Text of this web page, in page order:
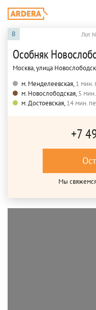
B Лот
Особняк
Москва, улица
м. Менделеевская,1 мин.
м. Новослободская,5
м. Достоевская,14 мин.
+7
Мы